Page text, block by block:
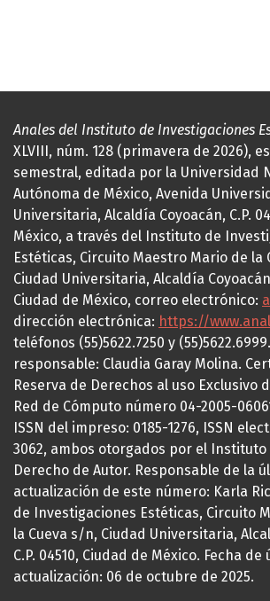
Anales del Instituto de Investigaciones
XLVIII, núm. 128 (primavera de 2026),
semestral, editada por la Universidad
Autónoma de México, Avenida
Universitaria, Alcaldía Coyoacán, C.P.
México, a través del Instituto de
Estéticas, Circuito Maestro Mario de la
Ciudad Universitaria, Alcaldía Coyoacán,
Ciudad de México, correo electrónico:
dirección electrónica: https://
teléfonos (55)5622.7250 y
responsable: Claudia Garay Molina.
Reserva de Derechos al uso Exclusivo
Red de Cómputo número 04-2005-
ISSN del impreso: 0185-1276, ISSN
3062, ambos otorgados por el
Derecho de Autor. Responsable de la
actualización de este número: Karla
de Investigaciones Estéticas, Circuito
la Cueva s/n, Ciudad Universitaria,
C.P. 04510, Ciudad de México. Fecha de
actualización: 06 de octubre de 2025.